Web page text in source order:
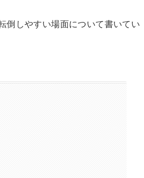
倒しやすい場面について書いてい